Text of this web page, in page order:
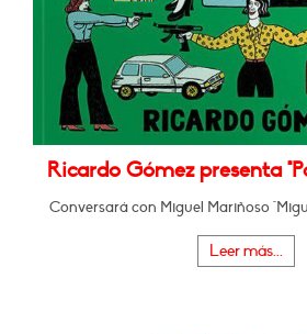
Ricardo Gómez presenta
Conversará con Miguel Mariñoso
Leer más...